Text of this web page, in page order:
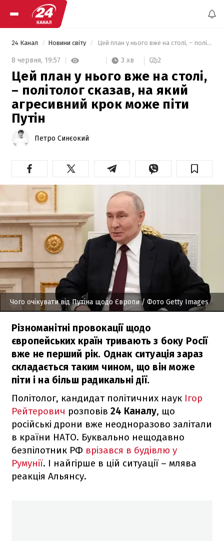
24 Канал Новини світу Цей план у нього вже на столі, – політолог сказав, на який агресивний крок може піти Путін
8 червня, 19:57 3 хв 2
Цей план у нього вже на столі,
– політолог сказав, на який
агресивний крок може піти
Путін
Петро Синєокий
Чого очікувати від Путіна щодо Європи/ Фото Getty Images
Різноманітні провокації щодо
європейських країн тривають з боку Росії
вже не перший рік. Однак ситуація зараз
складається таким чином, що він може
піти і на більш радикальні дії.
Політолог, кандидат політичних наук Ігор
Рейтерович розповів 24 Каналу, що
російські дрони вже неодноразово залітали
в країни НАТО. Буквально нещодавно
безпілотник РФ врізався в будівлю у
Румунії. І найгірше в цій ситуації – млява
реакція Альянсу.